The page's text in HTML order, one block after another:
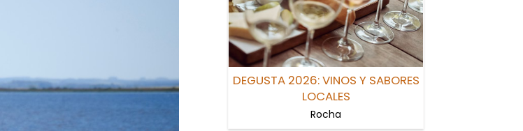
DEGUSTA 2026: VINOS Y SABORES
LOCALES
Rocha